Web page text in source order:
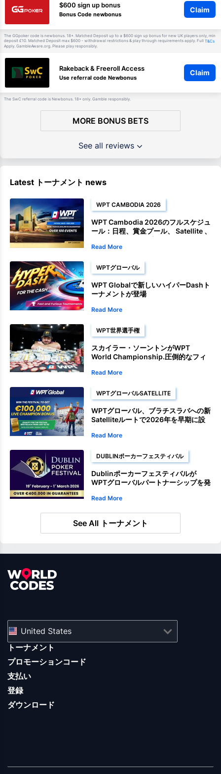
$600 sign up bonus
Bonus Code newbonus
Claim
The GGpoker code is newbonus. 18+. Matched Deposit up to a $600 sign up bonus for new UK players only, min
deposit £10. Matched Deposit max $600 - withdrawal restrictions & play through requirements apply. Full T&Cs
Apply. GambleAware.org. Please play responsibly.
Rakeback & Freeroll Access
Use referral code Newbonus
Claim
The SwC referral code is Newbonus. 18+ only. Gamble responsibly.
MORE BONUS BETS
See all reviews
Latest トーナメント news
WPT CAMBODIA 2026
WPT Cambodia 2026のフルスケジュ
ール：日程、賞金プール、 Satellite 、
Read More
WPTグローバル
WPT Globalで新しいハイパーDashト
ーナメントが登場
Read More
WPT世界選手権
スカイラー・ソーントンがWPT
World Championship.圧倒的なフィ
Read More
WPTグローバルSATELLITE
WPTグローバル、ブラチスラバへの新
Satelliteルートで2026年を早期に設
Read More
DUBLINポーカーフェスティバル
Dublinポーカーフェスティバルが
WPTグローバルパートナーシップを発
Read More
See All トーナメント
United States
トーナメント
プロモーションコード
支払い
登録
ダウンロード